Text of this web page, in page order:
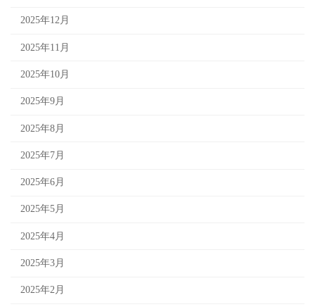
2025年12月
2025年11月
2025年10月
2025年9月
2025年8月
2025年7月
2025年6月
2025年5月
2025年4月
2025年3月
2025年2月